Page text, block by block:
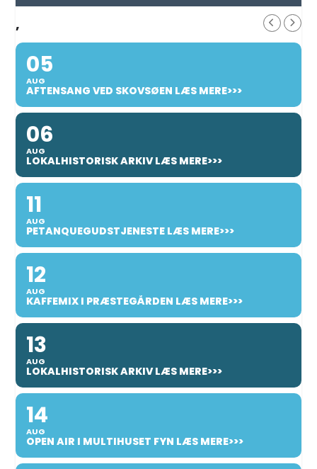
,
05
AUG
AFTENSANG VED SKOVSØEN LÆS MERE>>>
06
AUG
LOKALHISTORISK ARKIV LÆS MERE>>>
11
AUG
PETANQUEGUDSTJENESTE LÆS MERE>>>
12
AUG
KAFFEMIX I PRÆSTEGÅRDEN LÆS MERE>>>
13
AUG
LOKALHISTORISK ARKIV LÆS MERE>>>
14
AUG
OPEN AIR I MULTIHUSET FYN LÆS MERE>>>